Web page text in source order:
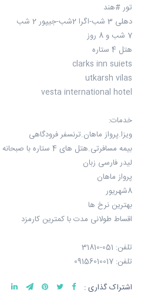
تور #هند
دهلی 3 شب-اگرا 2شب-جیپور 2 شب
7 شب و 8 روز
هتل 4 ستاره
clarks inn suiets
utkarsh vilas
vesta international hotel
خدمات:
ویزا.پرواز ماهان.ترنسفر فرودگاهی
بیمه مسافرتی.هتل های 4 ستاره با صبحانه
لیدر فارسی زبان
پرواز ماهان
8شهریور
بهترین نرخ ها
اقساط طولانی مدت با کمترین کارمزد
تلفن: 051-31810
تلفن: 09156010017
اشتراک گذاری :